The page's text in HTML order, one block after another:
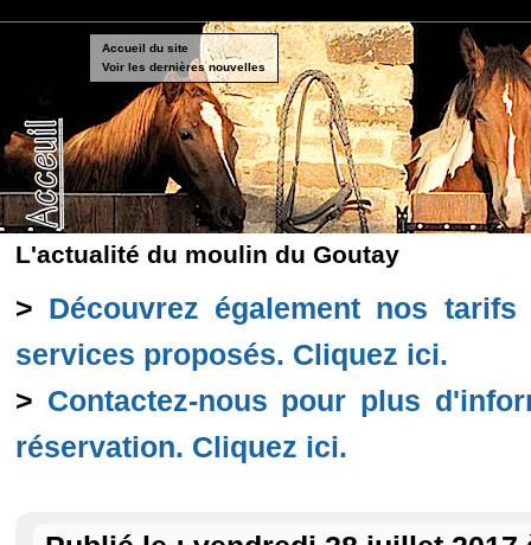
Accueil du site
Voir les dernières nouvelles
L'actualité du moulin du Goutay
> Découvrez également nos
services proposés. Cliquez ici.
> Contactez-nous pour plus
réservation. Cliquez ici.